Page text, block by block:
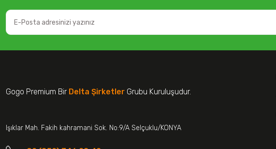
Gogo Premium Bir Delta Şirketler Grubu Kuruluşudur.
Işıklar Mah. Fakih kahramani Sok. No:9/A Selçuklu/KONYA